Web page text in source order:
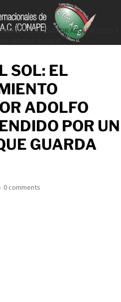
OLVIDADO POR ADOLFO SOLÍS Y
SOL: EL
ADOLFO
POR UN
GUARDA
0 comments